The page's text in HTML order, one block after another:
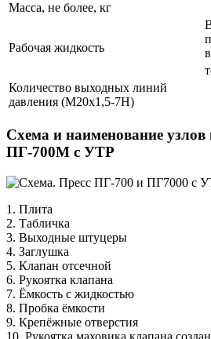
Масса, не более, кг
Рабочая жидкость
Количество выходных линий
давления (М20х1,5-7H)
Схема и наименование узлов
ПГ-700М с УТР
1. Плита
2. Табличка
3. Выходные штуцеры
4. Заглушка
5. Клапан отсечной
6. Рукоятка клапана
7. Ёмкость с жидкостью
8. Пробка ёмкости
9. Крепёжные отверстия
10. Рукоятка маховика клапана